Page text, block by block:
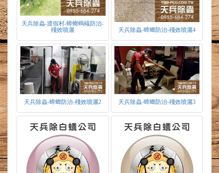
天兵除蟲-渡假村-蟑螂螞蟻防治-
殘效噴灑
天兵除蟲-蟑螂防治-殘效噴灑4
天兵除蟲-蟑螂防治-殘效噴灑2 天兵除蟲-蟑螂防治-殘效噴灑3